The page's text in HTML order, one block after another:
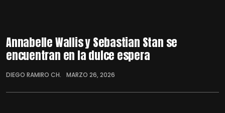
Annabelle Wallis y Sebastian Stan se
encuentran en la dulce espera
DIEGO RAMIRO CH. MARZO 26, 2026